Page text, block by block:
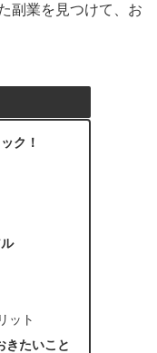
副業を見つけて、お
ク！
ット
きたいこと